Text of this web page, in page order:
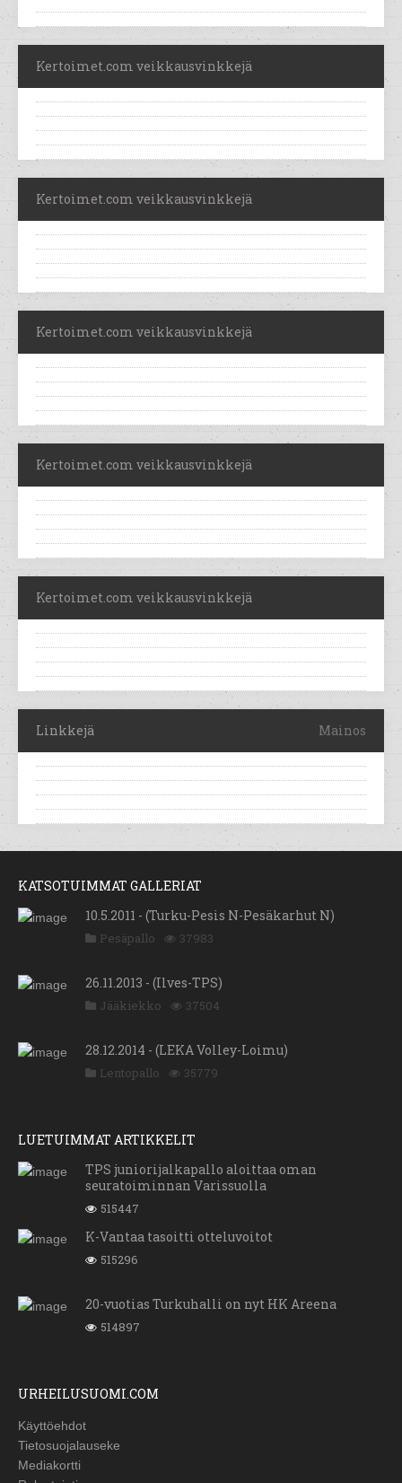
Kertoimet.com veikkausvinkkejä
Kertoimet.com veikkausvinkkejä
Kertoimet.com veikkausvinkkejä
Kertoimet.com veikkausvinkkejä
Kertoimet.com veikkausvinkkejä
Linkkejä Mainos
KATSOTUIMMAT GALLERIAT
10.5.2011 - (Turku-Pesis N-Pesäkarhut N)
Pesäpallo 37983
26.11.2013 - (Ilves-TPS)
Jääkiekko 37504
28.12.2014 - (LEKA Volley-Loimu)
Lentopallo 35779
LUETUIMMAT ARTIKKELIT
TPS juniorijalkapallo aloittaa oman
seuratoiminnan Varissuolla
515447
K-Vantaa tasoitti otteluvoitot
515296
20-vuotias Turkuhalli on nyt HK Areena
514897
URHEILUSUOMI.COM
Käyttöehdot
Tietosuojalauseke
Mediakortti